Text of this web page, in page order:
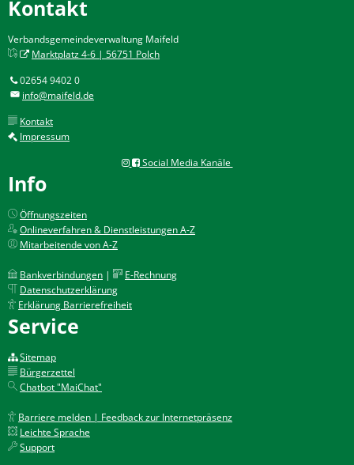
Kontakt
Verbandsgemeindeverwaltung Maifeld
Marktplatz 4-6 | 56751 Polch
02654 9402 0
info@maifeld.de
Kontakt
Impressum
Social Media Kanäle
Info
Öffnungszeiten
Onlineverfahren & Dienstleistungen A-Z
Mitarbeitende von A-Z
Bankverbindungen |
E-Rechnung
Datenschutzerklärung
Erklärung Barrierefreiheit
Service
Sitemap
Bürgerzettel
Chatbot "MaiChat"
Barriere melden | Feedback zur Internetpräsenz
Leichte Sprache
Support